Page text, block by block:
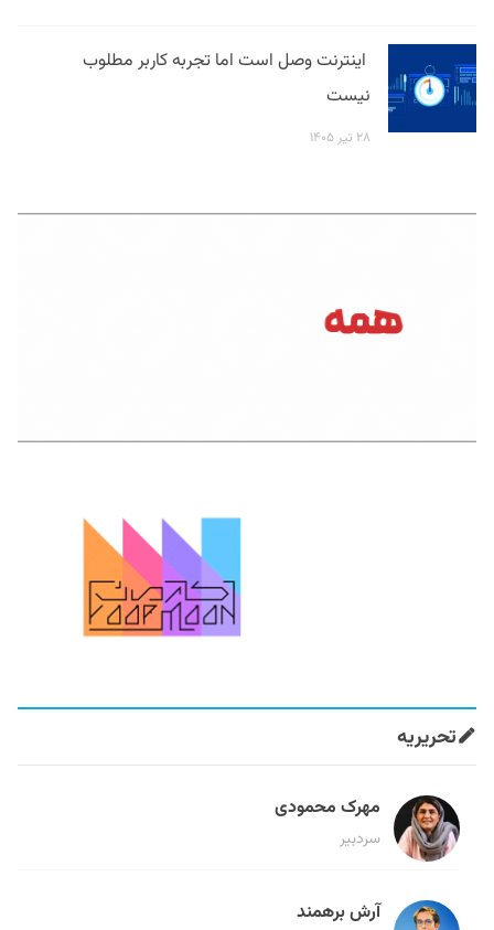
اینترنت وصل است اما تجربه کاربر مطلوب
نیست
۲۸ تیر ۱۴۰۵
تحریریه
مهرک محمودی
سردبیر
آرش برهمند